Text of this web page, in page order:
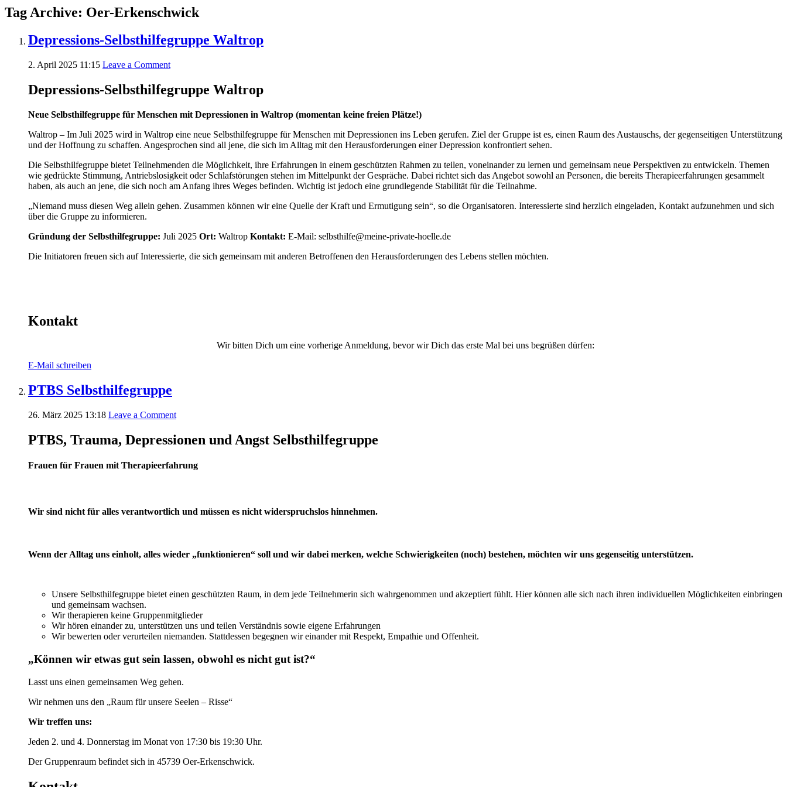
Tag Archive: Oer-Erkenschwick
Depressions-Selbsthilfegruppe Waltrop
2. April 2025 11:15 Leave a Comment
Depressions-Selbsthilfegruppe Waltrop
Neue Selbsthilfegruppe für Menschen mit Depressionen in Waltrop (momentan keine freien Plätze!)
Waltrop – Im Juli 2025 wird in Waltrop eine neue Selbsthilfegruppe für Menschen mit Depressionen ins Leben gerufen. Ziel der Gruppe ist es, einen Raum des Austauschs, der gegenseitigen Unterstützung
und der Hoffnung zu schaffen. Angesprochen sind all jene, die sich im Alltag mit den Herausforderungen einer Depression konfrontiert sehen.
Die Selbsthilfegruppe bietet Teilnehmenden die Möglichkeit, ihre Erfahrungen in einem geschützten Rahmen zu teilen, voneinander zu lernen und gemeinsam neue Perspektiven zu entwickeln. Themen
wie gedrückte Stimmung, Antriebslosigkeit oder Schlafstörungen stehen im Mittelpunkt der Gespräche. Dabei richtet sich das Angebot sowohl an Personen, die bereits Therapieerfahrungen gesammelt
haben, als auch an jene, die sich noch am Anfang ihres Weges befinden. Wichtig ist jedoch eine grundlegende Stabilität für die Teilnahme.
„Niemand muss diesen Weg allein gehen. Zusammen können wir eine Quelle der Kraft und Ermutigung sein“, so die Organisatoren. Interessierte sind herzlich eingeladen, Kontakt aufzunehmen und sich
über die Gruppe zu informieren.
Gründung der Selbsthilfegruppe: Juli 2025 Ort: Waltrop Kontakt: E-Mail: selbsthilfe@meine-private-hoelle.de
Die Initiatoren freuen sich auf Interessierte, die sich gemeinsam mit anderen Betroffenen den Herausforderungen des Lebens stellen möchten.
Kontakt
Wir bitten Dich um eine vorherige Anmeldung, bevor wir Dich das erste Mal bei uns begrüßen dürfen:
E-Mail schreiben
PTBS Selbsthilfegruppe
26. März 2025 13:18 Leave a Comment
PTBS, Trauma, Depressionen und Angst Selbsthilfegruppe
Frauen für Frauen mit Therapieerfahrung
Wir sind nicht für alles verantwortlich und müssen es nicht widerspruchslos hinnehmen.
Wenn der Alltag uns einholt, alles wieder „funktionieren“ soll und wir dabei merken, welche Schwierigkeiten (noch) bestehen, möchten wir uns gegenseitig unterstützen.
Unsere Selbsthilfegruppe bietet einen geschützten Raum, in dem jede Teilnehmerin sich wahrgenommen und akzeptiert fühlt. Hier können alle sich nach ihren individuellen Möglichkeiten einbringen
und gemeinsam wachsen.
Wir therapieren keine Gruppenmitglieder
Wir hören einander zu, unterstützen uns und teilen Verständnis sowie eigene Erfahrungen
Wir bewerten oder verurteilen niemanden. Stattdessen begegnen wir einander mit Respekt, Empathie und Offenheit.
„Können wir etwas gut sein lassen, obwohl es nicht gut ist?“
Lasst uns einen gemeinsamen Weg gehen.
Wir nehmen uns den „Raum für unsere Seelen – Risse“
Wir treffen uns:
Jeden 2. und 4. Donnerstag im Monat von 17:30 bis 19:30 Uhr.
Der Gruppenraum befindet sich in 45739 Oer-Erkenschwick.